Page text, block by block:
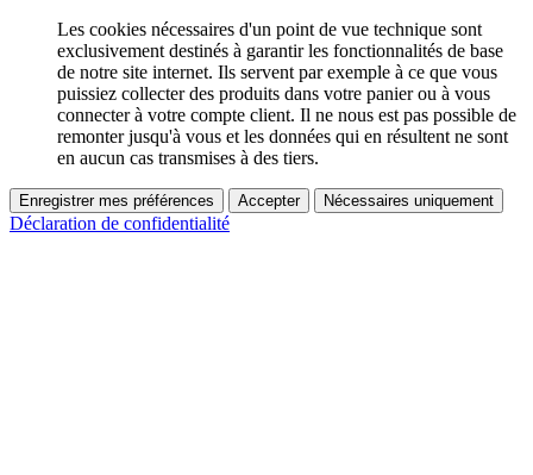
Les cookies nécessaires d'un point de vue technique sont
exclusivement destinés à garantir les fonctionnalités de base
de notre site internet. Ils servent par exemple à ce que vous
puissiez collecter des produits dans votre panier ou à vous
connecter à votre compte client. Il ne nous est pas possible de
remonter jusqu'à vous et les données qui en résultent ne sont
en aucun cas transmises à des tiers.
Enregistrer mes préférences Accepter Nécessaires uniquement
Déclaration de confidentialité